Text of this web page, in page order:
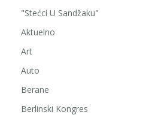
"Stećci U Sandžaku"
Aktuelno
Art
Auto
Berane
Berlinski Kongres